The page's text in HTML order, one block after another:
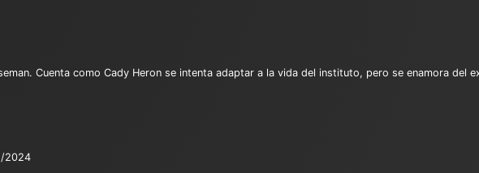
Cuenta como Cady Heron se intenta adaptar a la vida del instituto, pero se enamora del
2024